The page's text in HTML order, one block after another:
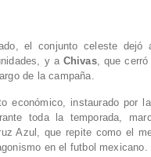
el conjunto celeste dejó
y a Chivas, que cerró
de la campaña.
económico, instaurado por
toda la temporada,
Azul, que repite como el
en el futbol mexicano.